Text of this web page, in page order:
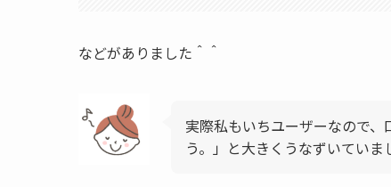
などがありました＾＾
実際私もいちユーザーなので
う。」と大きくうなずいてい